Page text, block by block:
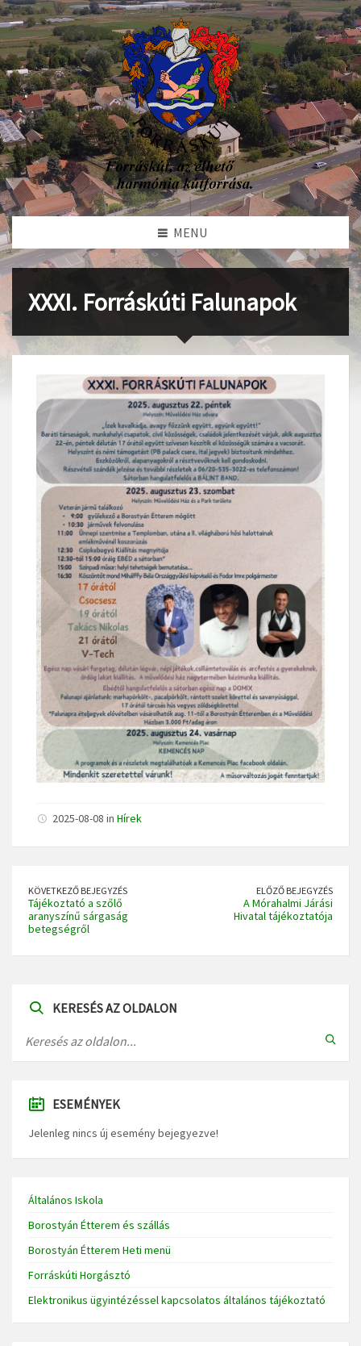
MENU
XXXI. Forráskúti Falunapok
2025-08-08 in Hírek
KÖVETKEZŐ BEJEGYZÉS
Tájékoztató a szőlő
aranyszínű sárgaság
betegségről
ELŐZŐ BEJEGYZÉS
A Mórahalmi Járási
Hivatal tájékoztatója
KERESÉS AZ OLDALON
ESEMÉNYEK
Jelenleg nincs új esemény bejegyezve!
Általános Iskola
Borostyán Étterem és szállás
Borostyán Étterem Heti menü
Forráskúti Horgásztó
Elektronikus ügyintézéssel kapcsolatos általános tájékoztató